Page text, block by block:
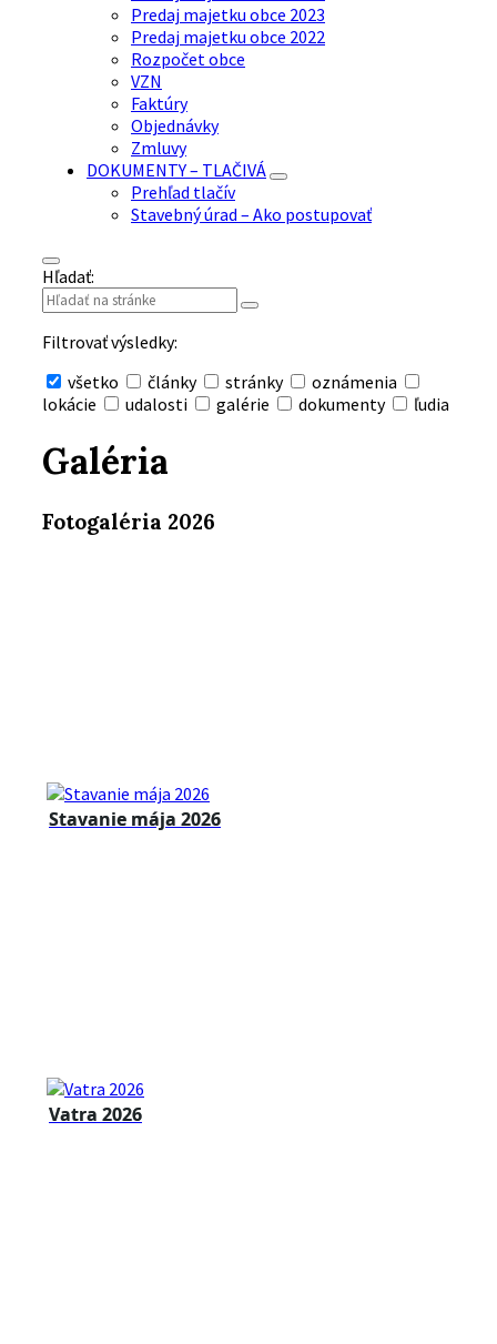
Predaj majetku obce 2023
Predaj majetku obce 2022
Rozpočet obce
VZN
Faktúry
Objednávky
Zmluvy
DOKUMENTY – TLAČIVÁ
Prehľad tlačív
Stavebný úrad – Ako postupovať
Hľadať:
Filtrovať výsledky:
všetko
články stránky
oznámenia
lokácie
udalosti galérie dokumenty ľudia
vyhľadávanie
Galéria
Fotogaléria 2026
Stavanie mája 2026
Vatra 2026